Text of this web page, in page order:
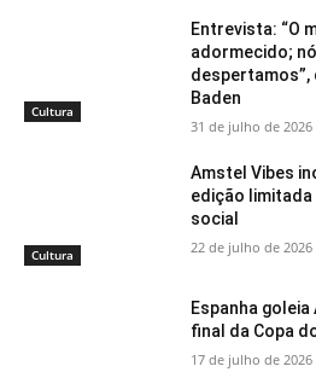
Cultura
Entrevista: “O
adormecido;
despertamos”,
Baden
31 de julho de 2026
Cultura
Amstel Vibes
edição
social
22 de julho de 2026
Espanha goleia
final da Copa
17 de julho de 2026